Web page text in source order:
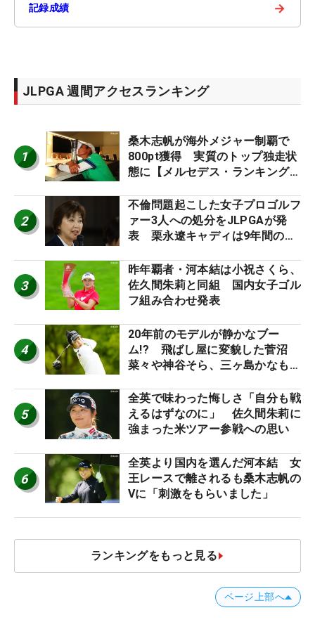
記録成績 →
JLPGA 週間アクセスランキング
1
桑木志帆が海外メジャー制覇で
800pt獲得 実質のトップ独走状
態に【メルセデス・ランキング番
2
不倫問題起こした女子プロゴルフ
ァー3人への処分をJLPGAが発
表 栗永遼キャディは9年間の立
3
昨年覇者・河本結は小祝さくら、
佐久間朱莉と同組 国内女子ゴル
フ組み合わせ発表
4
20年前のモデルが静かなブー
ム!? 飛ばし屋に変貌した菅沼
菜々や神谷そら、三ヶ島かなも使
ロたちの“飛ばしギア”】
5
全英で味わった悔しさ「自分も戦
えるはずなのに」 佐久間朱莉に
強まった米ツアー参戦への思い
6
全英より国内を選んだ河本結 女
王レースで離されるも桑木志帆の
Vに「刺激をもらいました」
ランキングをもっと見る
ページ上部へ